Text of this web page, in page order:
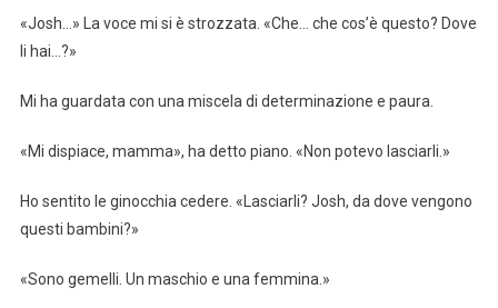
«Josh…» La voce mi si è strozzata. «Che… che cos’è questo? Dove
li hai…?»
Mi ha guardata con una miscela di determinazione e paura.
«Mi dispiace, mamma», ha detto piano. «Non potevo lasciarli.»
Ho sentito le ginocchia cedere. «Lasciarli? Josh, da dove vengono
questi bambini?»
«Sono gemelli. Un maschio e una femmina.»